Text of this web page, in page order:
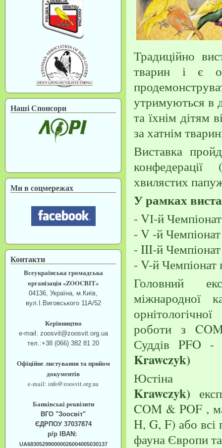
Наші Спонсори
Ми в соцмережах
Контакти
Всеукраїнська громадська
організація «ZOOCВІТ»
04136, Україна, м.Київ,
вул.І.Виговського 11А/52
Керівництво
e-mail: zoosvit@zoosvit.org.ua
тел.:+38 (066) 382 81 20
Офіційне листування та прийом
документів
e-mail: info@zoosvit.org.ua
Банківські реквізити
ВГО "Зоосвіт"
ЄДРПОУ 37037874
р/р IBAN:
UA683052990000026004005030137
Традиційно
тварин і є
утримуються в
та їхнім дітям
за хатнім
Виставка
конфедерації
хвилястих
У рамках
- VІ-й
- V -й
- III-й Чемпіонат
- V-й Чемпіонат
Головний
міжнародної
роботи з
Суддів PFO -
Krawczyk)
Юстіна
Krawczyk)
COM & POF ,
H, G, F) або всі
фауна Європи